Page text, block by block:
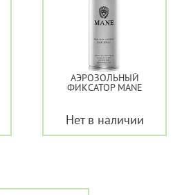
АЭРОЗОЛЬНЫЙ
ФИКСАТОР MANE
Нет в наличии